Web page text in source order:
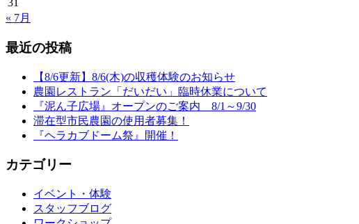
31
« 7月
最近の投稿
【8/6更新】8/6(木)の収穫体験のお知らせ
農園レストラン「だいだい」臨時休業について
『泥ん子広場』オープンのご案内 8/1～9/30
滞在型市民農園の使用者募集！
『ヘラカブドーム祭』開催！
カテゴリー
イベント・体験
スタッフブログ